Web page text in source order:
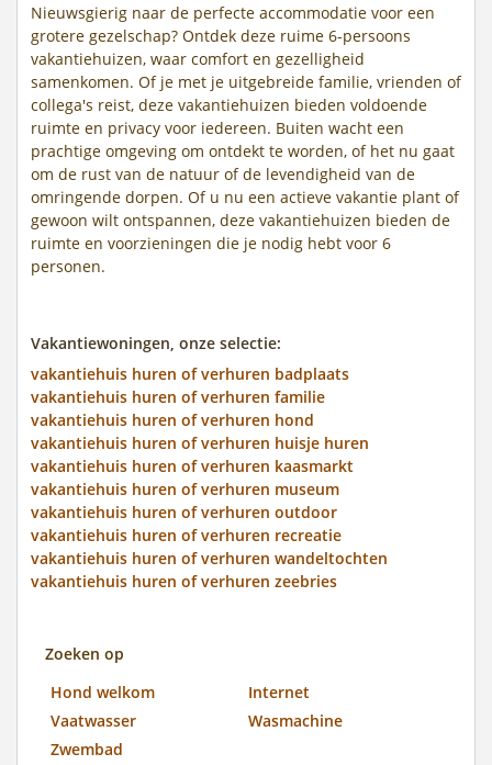
Nieuwsgierig naar de perfecte accommodatie voor een
grotere gezelschap? Ontdek deze ruime 6-persoons
vakantiehuizen, waar comfort en gezelligheid
samenkomen. Of je met je uitgebreide familie, vrienden of
collega's reist, deze vakantiehuizen bieden voldoende
ruimte en privacy voor iedereen. Buiten wacht een
prachtige omgeving om ontdekt te worden, of het nu gaat
om de rust van de natuur of de levendigheid van de
omringende dorpen. Of u nu een actieve vakantie plant of
gewoon wilt ontspannen, deze vakantiehuizen bieden de
ruimte en voorzieningen die je nodig hebt voor 6
personen.
Vakantiewoningen, onze selectie:
vakantiehuis huren of verhuren badplaats
vakantiehuis huren of verhuren familie
vakantiehuis huren of verhuren hond
vakantiehuis huren of verhuren huisje huren
vakantiehuis huren of verhuren kaasmarkt
vakantiehuis huren of verhuren museum
vakantiehuis huren of verhuren outdoor
vakantiehuis huren of verhuren recreatie
vakantiehuis huren of verhuren wandeltochten
vakantiehuis huren of verhuren zeebries
Zoeken op
Hond welkom
Internet
Vaatwasser
Wasmachine
Zwembad